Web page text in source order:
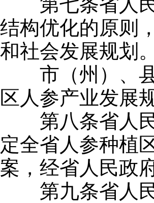
结构优化的原则
和社会发展规划。
市（州）、县
区人参产业发展
第八条省人民
定全省人参种植
案，经省人民政
第九条省人民